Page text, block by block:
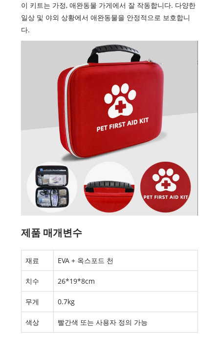
이 키트는 가정, 애완동물 가게에서 잘 작동합니다. 다양한
일상 및 야외 상황에서 애완동물을 안정적으로 보호합니
다.
제품 매개변수
재료 EVA + 옥스포드 천
치수 26*19*8cm
무게 0.7kg
색상 빨간색 또는 사용자 정의 가능